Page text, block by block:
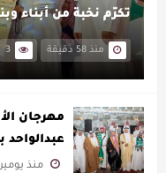
تكرّم نخبة من أبناء
منذ 58 دقيقة 3
مهرجان
عبدالواحد
منذ